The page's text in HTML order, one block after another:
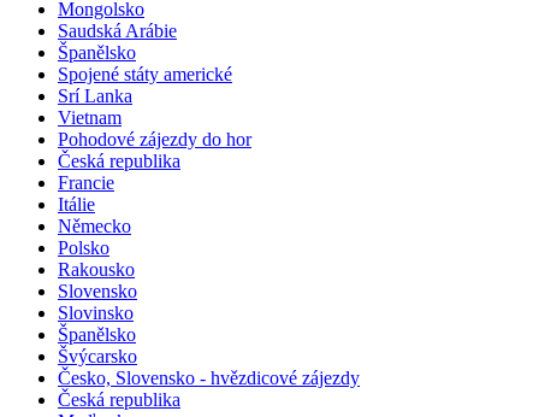
Mongolsko
Saudská Arábie
Španělsko
Spojené státy americké
Srí Lanka
Vietnam
Pohodové zájezdy do hor
Česká republika
Francie
Itálie
Německo
Polsko
Rakousko
Slovensko
Slovinsko
Španělsko
Švýcarsko
Česko, Slovensko - hvězdicové zájezdy
Česká republika